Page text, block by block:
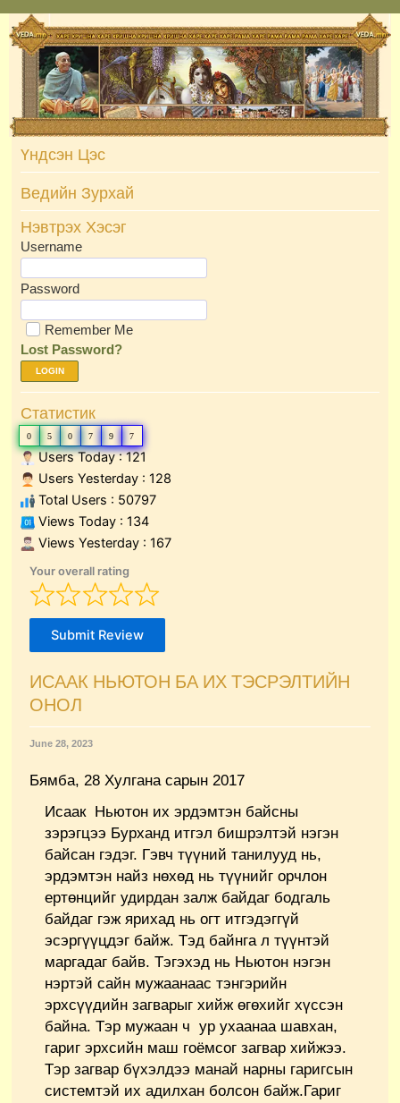
Skip
to
content
Үндсэн Цэс
Ведийн Зурхай
Нэвтрэх Хэсэг
Username
Password
Remember Me
Lost Password?
LOGIN
Статистик
0 5 0 7 9 7
Users Today : 121
Users Yesterday : 128
Total Users : 50797
Views Today : 134
Views Yesterday : 167
Your overall rating
Submit Review
ИСААК НЬЮТОН БА ИХ ТЭСРЭЛТИЙН
ОНОЛ
June 28, 2023
Бямба, 28 Хулгана сарын 2017
Исаак Ньютон их эрдэмтэн байсны
зэрэгцээ Бурханд итгэл бишрэлтэй нэгэн
байсан гэдэг. Гэвч түүний танилууд нь,
эрдэмтэн найз нөхөд нь түүнийг орчлон
ертөнцийг удирдан залж байдаг бодгаль
байдаг гэж ярихад нь огт итгэдэггүй
эсэргүүцдэг байж. Тэд байнга л түүнтэй
маргадаг байв. Тэгэхэд нь Ньютон нэгэн
нэртэй сайн мужаанаас тэнгэрийн
эрхсүүдийн загварыг хийж өгөхийг хүссэн
байна. Тэр мужаан ч ур ухаанаа шавхан,
гариг эрхсийн маш гоёмсог загвар хийжээ.
Тэр загвар бүхэлдээ манай нарны гаригсын
системтэй их адилхан болсон байж.Гариг